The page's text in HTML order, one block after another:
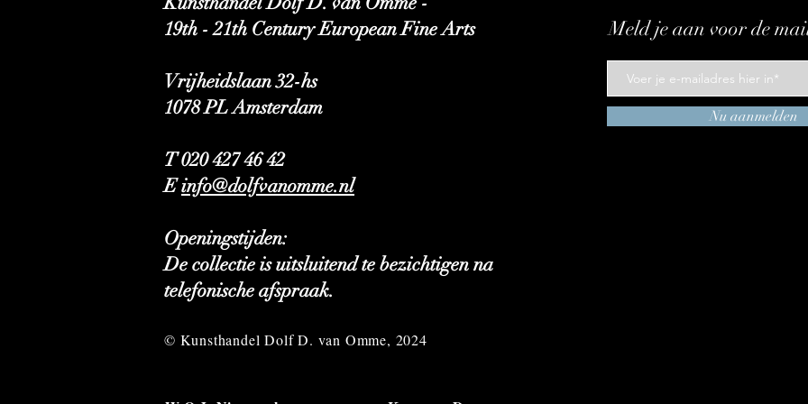
19th - 21th Century European Fine Arts
Vrijheidslaan 32-hs
1078 PL Amsterdam
T 020 427 46 42
Einfo@dolfvanomme.nl
Openingstijden:
De collectie is uitsluitend te bezichtigen na
telefonische afspraak.
Meld je aan voor de
Nu aanmelden
© Kunsthandel Dolf D. van Omme, 2024